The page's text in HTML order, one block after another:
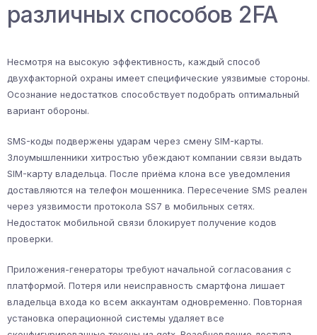
различных способов 2FA
Несмотря на высокую эффективность, каждый способ
двухфакторной охраны имеет специфические уязвимые стороны.
Осознание недостатков способствует подобрать оптимальный
вариант обороны.
SMS-коды подвержены ударам через смену SIM-карты.
Злоумышленники хитростью убеждают компании связи выдать
SIM-карту владельца. После приёма клона все уведомления
доставляются на телефон мошенника. Пересечение SMS реален
через уязвимости протокола SS7 в мобильных сетях.
Недостаток мобильной связи блокирует получение кодов
проверки.
Приложения-генераторы требуют начальной согласования с
платформой. Потеря или неисправность смартфона лишает
владельца входа ко всем аккаунтам одновременно. Повторная
установка операционной системы удаляет все